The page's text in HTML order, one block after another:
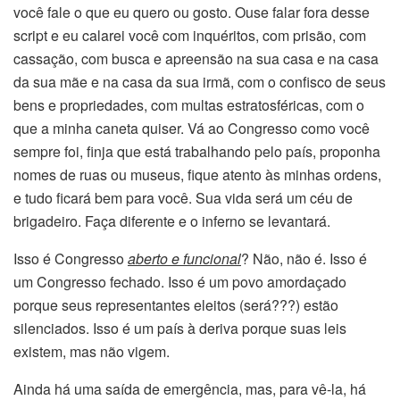
você fale o que eu quero ou gosto. Ouse falar fora desse
script e eu calarei você com inquéritos, com prisão, com
cassação, com busca e apreensão na sua casa e na casa
da sua mãe e na casa da sua irmã, com o confisco de seus
bens e propriedades, com multas estratosféricas, com o
que a minha caneta quiser. Vá ao Congresso como você
sempre foi, finja que está trabalhando pelo país, proponha
nomes de ruas ou museus, fique atento às minhas ordens,
e tudo ficará bem para você. Sua vida será um céu de
brigadeiro. Faça diferente e o inferno se levantará.
Isso é Congressoaberto e funcional? Não, não é. Isso é
um Congresso fechado. Isso é um povo amordaçado
porque seus representantes eleitos (será???) estão
silenciados. Isso é um país à deriva porque suas leis
existem, mas não vigem.
Ainda há uma saída de emergência, mas, para vê-la, há